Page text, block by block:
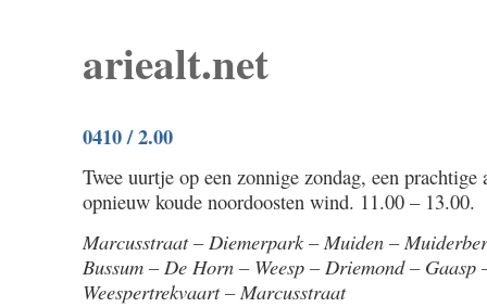
ariealt.net
0410 / 2.00
Twee uurtje op een zonnige zondag, een prachtige
opnieuw koude noordoosten wind. 11.00 – 13.00.
Marcusstraat – Diemerpark – Muiden –
Bussum – De Horn – Weesp – Driemond – Gaasp
Weespertrekvaart – Marcusstraat